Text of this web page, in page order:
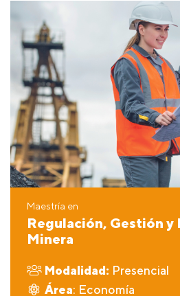
Maestría en
Regulación, Gestión y
Minera
Modalidad: Presencial
Área: Economía